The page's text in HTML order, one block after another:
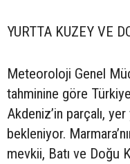
YURTTA KUZEY VE
Meteoroloji Genel
tahminine göre
Akdeniz’in parçalı,
bekleniyor.
mevkii, Batı ve Doğu